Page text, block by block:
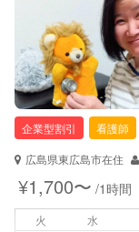
お子様の撮影
（定期特典）
サポートの特徴
資格
対応可能/特徴
企業型割引
看護師
広島県東広島市在住
¥1,700〜 /1時間
火 水